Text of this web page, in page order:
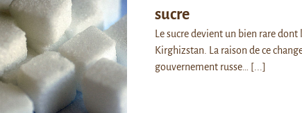
sucre
Le sucre devient un bien rare
Kirghizstan. La raison de ce
gouvernement russe…
[...]